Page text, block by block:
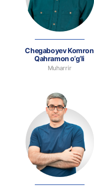
Chegaboyev Komron
Qahramon o‘g‘li
Muharrir